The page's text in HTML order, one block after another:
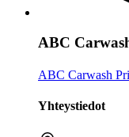
ABC
ABC Carwash
Yhteystiedot